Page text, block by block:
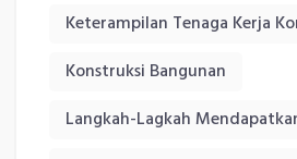
Keterampilan Tenaga Kerja
Konstruksi Bangunan
Langkah-Lagkah